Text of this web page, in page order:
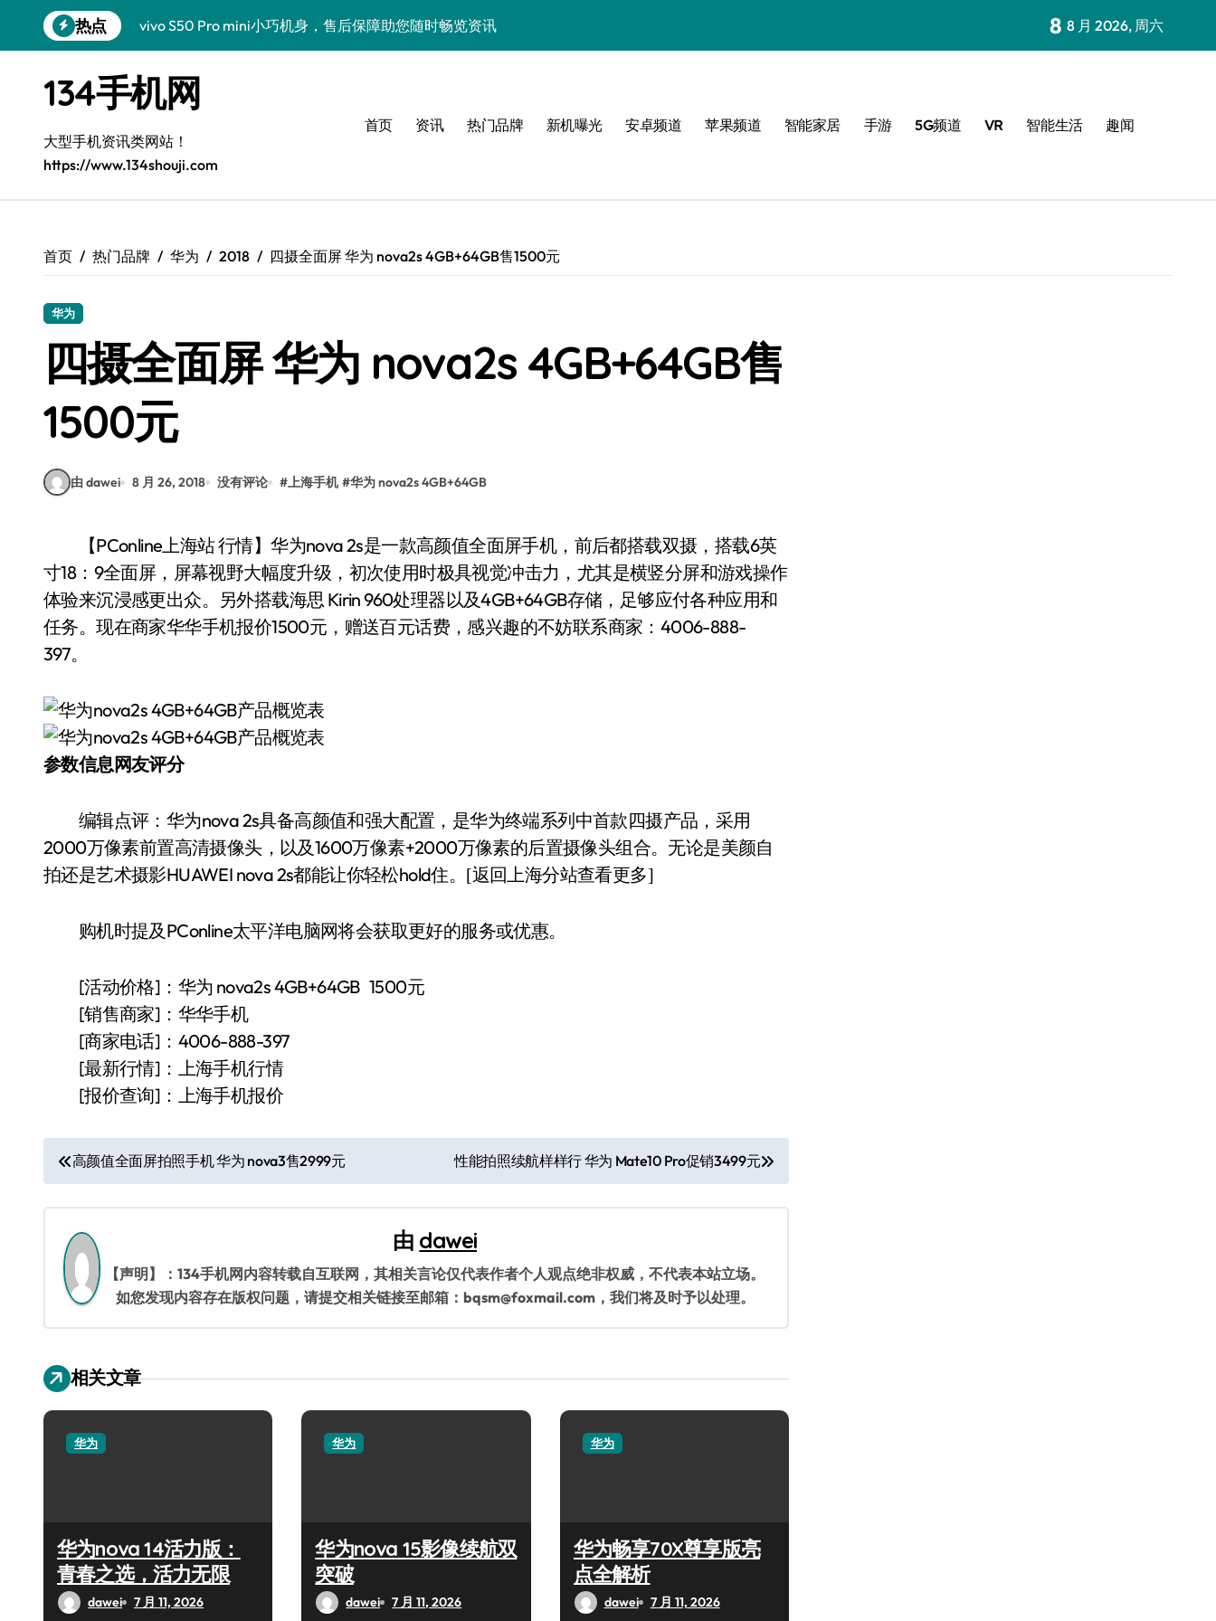
到
热点
vivo S50 Pro mini小巧机身，售后保障助您随时畅览资讯
售后员揭秘：三星Z Fold7新亮点，手机管家功能大升级！
S25 Ultra颜值炸裂！定制主题潮翻全场
Galaxy S24+惊艳上市，秒变手机美学高手！
Galaxy S26+颜值爆升秘诀大公开
三星Galaxy Z TriFold三折叠，售后护航畅享未来屏界新体验！
8 8 月 2026, 周六
134手机网
大型手机资讯类网站！
https://www.134shouji.com
首页 资讯 热门品牌 新机曝光 安卓频道 苹果频道 智能家居 手游 5G频道 VR 智能生活 趣闻
首页 热门品牌 华为 2018 四摄全面屏 华为 nova2s 4GB+64GB售1500元
华为
四摄全面屏 华为 nova2s 4GB+64GB售
1500元
由 dawei 8 月 26, 2018 没有评论 # 上海手机 #华为 nova2s 4GB+64GB
【PConline上海站 行情】华为nova 2s是一款高颜值全面屏手机，前后都搭载双摄，搭载6英
寸18：9全面屏，屏幕视野大幅度升级，初次使用时极具视觉冲击力，尤其是横竖分屏和游戏操作
体验来沉浸感更出众。另外搭载海思 Kirin 960处理器以及4GB+64GB存储，足够应付各种应用和
任务。现在商家华华手机报价1500元，赠送百元话费，感兴趣的不妨联系商家：4006-888-
397。
参数信息网友评分
编辑点评：华为nova 2s具备高颜值和强大配置，是华为终端系列中首款四摄产品，采用
2000万像素前置高清摄像头，以及1600万像素+2000万像素的后置摄像头组合。无论是美颜自
拍还是艺术摄影HUAWEI nova 2s都能让你轻松hold住。 [返回上海分站查看更多]
购机时提及PConline太平洋电脑网将会获取更好的服务或优惠。
[活动价格]：华为 nova2s 4GB+64GB 1500元
[销售商家]：华华手机
[商家电话]：4006-888-397
[最新行情]：上海手机行情
[报价查询]：上海手机报价
文
章
导
航
高颜值全面屏拍照手机 华为 nova3售2999元 性能拍照续航样样行 华为 Mate10 Pro促销3499元
由 dawei
【声明】：134手机网内容转载自互联网，其相关言论仅代表作者个人观点绝非权威，不代表本站立场。
如您发现内容存在版权问题，请提交相关链接至邮箱：bqsm@foxmail.com，我们将及时予以处理。
相关文章
华为
华为nova 14活力版：
青春之选，活力无限
dawei 7 月 11, 2026
华为
华为nova 15影像续航双
突破
dawei 7 月 11, 2026
华为
华为畅享70X尊享版亮
点全解析
dawei 7 月 11, 2026